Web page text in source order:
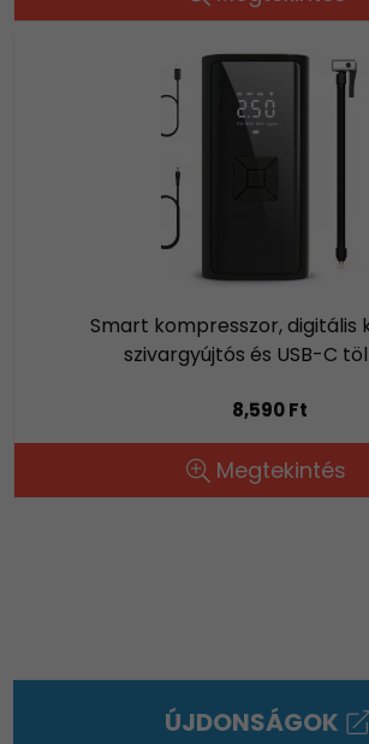
Smart kompresszor, digitális
szivargyújtós és USB-C
8,590 Ft
Megtekintés
ÚJDONSÁGOK